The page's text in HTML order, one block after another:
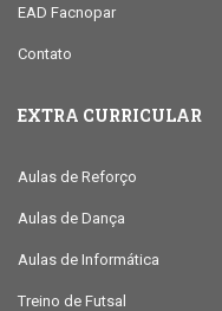
EAD Facnopar
Contato
EXTRA CURRICULAR
Aulas de Reforço
Aulas de Dança
Aulas de Informática
Treino de Futsal